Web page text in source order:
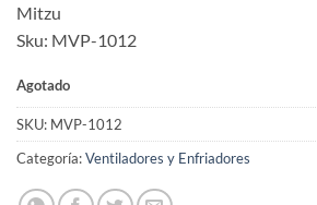
$169.00.
Mitzu
Sku: MVP-1012
Agotado
SKU: MVP-1012
Categoría:Ventiladores y Enfriadores